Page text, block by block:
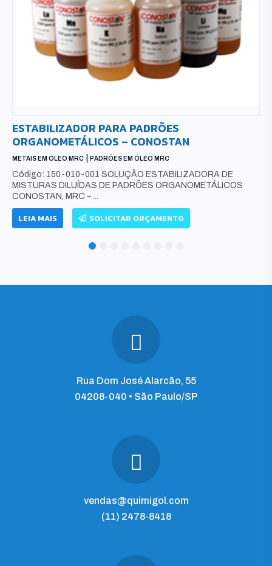
DE
PADRÕES PONTO DE FULGOR (FLASH
CONOSTAN
PADRÕES EM ÓLEO MRC| PONTO DE FULGOR MRC
Código exemplo: 150-900-005 PADRÕES PONTO
(FLASH POINT) DE 53º À 244º, MRC – ISO 17025/
LEIA MAIS SOLICITAR ORÇAMENTO
4
Rua Dom José Alarcão, 55
04208-040 • São Paulo/SP
vendas@quimigol.com
(11) 2478-8418